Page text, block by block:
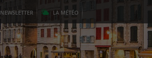
NEWSLETTER LA MÉTÉO